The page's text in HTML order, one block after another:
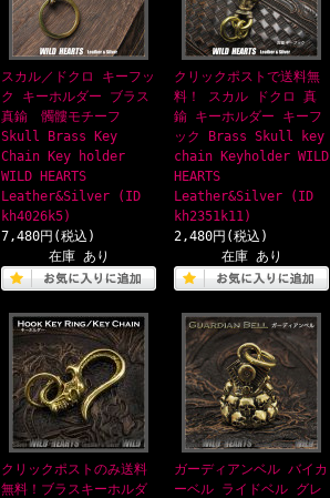
スカル／ドクロ キーフッ
ク キーホルダー ブラス
真鍮 髑髏モチーフ
Skull Brass Key
Chain Key holder
WILD HEARTS
Leather&Silver (ID
kh4026k5)
7,480円(税込)
在庫 あり
クリックポストで送料無
料！ スカル ドクロ 真
鍮 キーホルダー キーフ
ック Brass Skull key
chain Keyholder WILD
HEARTS
Leather&Silver (ID
kh2351k11)
2,480円(税込)
在庫 あり
クリックポストのみ送料
無料！ブラスキーホルダ
ガーディアンベル バイカ
ーベル ライドベル グレ